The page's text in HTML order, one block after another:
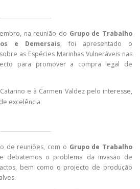
na reunião do Grupo de Trabalho
e Demersais, foi apresentado o
as Espécies Marinhas Vulneráveis nas
para promover a compra legal de
e à Carmen Valdez pelo interesse,
excelência
de reuniões, com o Grupo de Trabalho
debatemos o problema da invasão de
bem como o projecto de produção